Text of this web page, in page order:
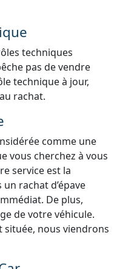
techniques
pas de vendre
technique à jour,
rachat.
comme une
vous cherchez à vous
service est la
rachat d’épave
De plus,
de votre véhicule.
nous viendrons